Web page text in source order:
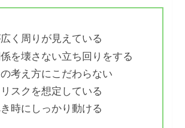
く周りが見えている
を壊さない立ち回りをする
考え方にこだわらない
スクを想定している
時にしっかり動ける